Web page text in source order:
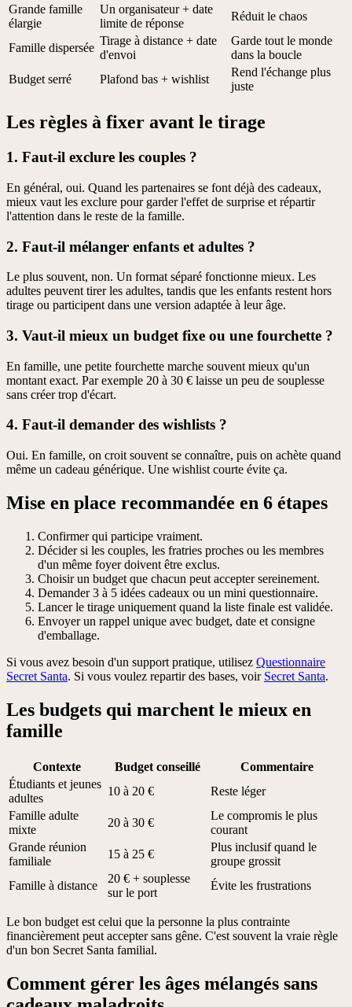
Grande famille
élargie
Un organisateur + date
limite de réponse
Réduit le chaos
Famille dispersée
Tirage à distance + date
d'envoi
Garde tout le monde
dans la boucle
Budget serré
Plafond bas + wishlist
Rend l'échange plus
juste
Les règles à fixer avant le tirage
1. Faut-il exclure les couples ?
En général, oui. Quand les partenaires se font déjà des cadeaux,
mieux vaut les exclure pour garder l'effet de surprise et répartir
l'attention dans le reste de la famille.
2. Faut-il mélanger enfants et adultes ?
Le plus souvent, non. Un format séparé fonctionne mieux. Les
adultes peuvent tirer les adultes, tandis que les enfants restent hors
tirage ou participent dans une version adaptée à leur âge.
3. Vaut-il mieux un budget fixe ou une fourchette ?
En famille, une petite fourchette marche souvent mieux qu'un
montant exact. Par exemple 20 à 30 € laisse un peu de souplesse
sans créer trop d'écart.
4. Faut-il demander des wishlists ?
Oui. En famille, on croit souvent se connaître, puis on achète quand
même un cadeau générique. Une wishlist courte évite ça.
Mise en place recommandée en 6 étapes
Confirmer qui participe vraiment.
Décider si les couples, les fratries proches ou les membres
d'un même foyer doivent être exclus.
Choisir un budget que chacun peut accepter sereinement.
Demander 3 à 5 idées cadeaux ou un mini questionnaire.
Lancer le tirage uniquement quand la liste finale est validée.
Envoyer un rappel unique avec budget, date et consigne
d'emballage.
Si vous avez besoin d'un support pratique, utilisez Questionnaire
Secret Santa. Si vous voulez repartir des bases, voir Secret Santa.
Les budgets qui marchent le mieux en
famille
Contexte Budget conseillé
Commentaire
Étudiants et jeunes
adultes
10 à 20 €
Reste léger
Famille adulte
mixte
20 à 30 €
Le compromis le plus
courant
Grande réunion
familiale
15 à 25 €
Plus inclusif quand le
groupe grossit
Famille à distance
20 € + souplesse
sur le port
Évite les frustrations
Le bon budget est celui que la personne la plus contrainte
financièrement peut accepter sans gêne. C'est souvent la vraie règle
d'un bon Secret Santa familial.
Comment gérer les âges mélangés sans